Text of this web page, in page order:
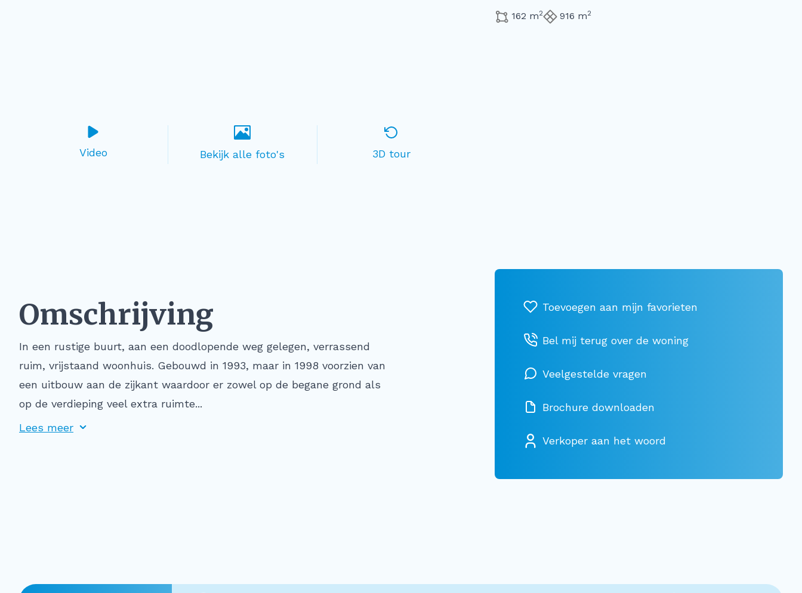
Video 3D tour
162 m2 916 m2
Omschrijving
In een rustige buurt, aan een doodlopende weg gelegen, verrassend
ruim, vrijstaand woonhuis. Gebouwd in 1993, maar in 1998 voorzien van
een uitbouw aan de zijkant waardoor er zowel op de begane grond als
op de verdieping veel extra ruimte...
Lees meer
Bel mij terug over de woning
Veelgestelde vragen
Brochure downloaden
Verkoper aan het woord